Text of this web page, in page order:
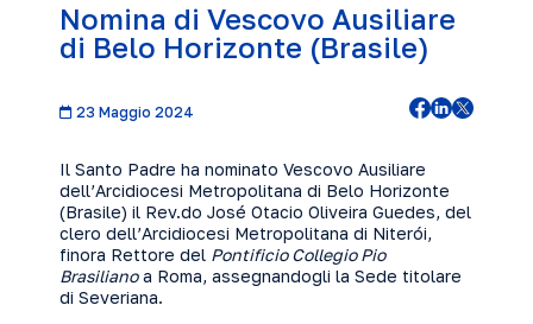
Nomina di Vescovo Ausiliare
di Belo Horizonte (Brasile)
23 Maggio 2024
Il Santo Padre ha nominato Vescovo Ausiliare
dell’Arcidiocesi Metropolitana di Belo Horizonte
(Brasile) il Rev.do José Otacio Oliveira Guedes, del
clero dell’Arcidiocesi Metropolitana di Niterói,
finora Rettore del Pontificio Collegio Pio
Brasilianoa Roma, assegnandogli la Sede titolare
di Severiana.